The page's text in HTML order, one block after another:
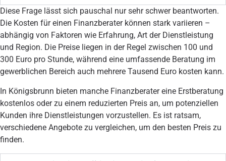
Diese Frage lässt sich pauschal nur sehr schwer beantworten.
Die Kosten für einen Finanzberater können stark variieren –
abhängig von Faktoren wie Erfahrung, Art der Dienstleistung
und Region. Die Preise liegen in der Regel zwischen 100 und
300 Euro pro Stunde, während eine umfassende Beratung im
gewerblichen Bereich auch mehrere Tausend Euro kosten kann.
In Königsbrunn bieten manche Finanzberater eine Erstberatung
kostenlos oder zu einem reduzierten Preis an, um potenziellen
Kunden ihre Dienstleistungen vorzustellen. Es ist ratsam,
verschiedene Angebote zu vergleichen, um den besten Preis zu
finden.